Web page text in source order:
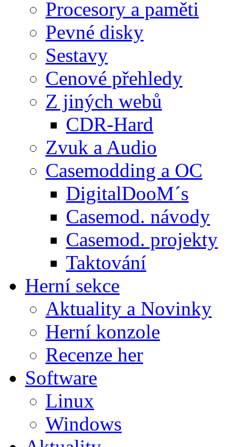
Procesory a paměti
Pevné disky
Sestavy
Cenové přehledy
Z jiných webů
CDR-Hard
Zvuk a Audio
Casemodding a OC
DigitalDooM´s
Casemod. návody
Casemod. projekty
Taktování
Herní sekce
Aktuality a Novinky
Herní konzole
Recenze her
Software
Linux
Windows